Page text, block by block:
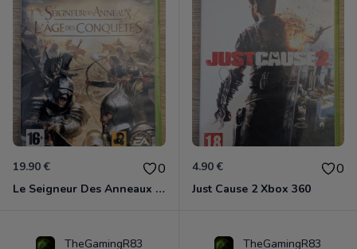
19.90 € 0
Le Seigneur Des Anneaux - L'âge Des Conquêtes Xbox 360
4.90 € 0
Just Cause 2 Xbox 360
TheGamingR83 TheGamingR83